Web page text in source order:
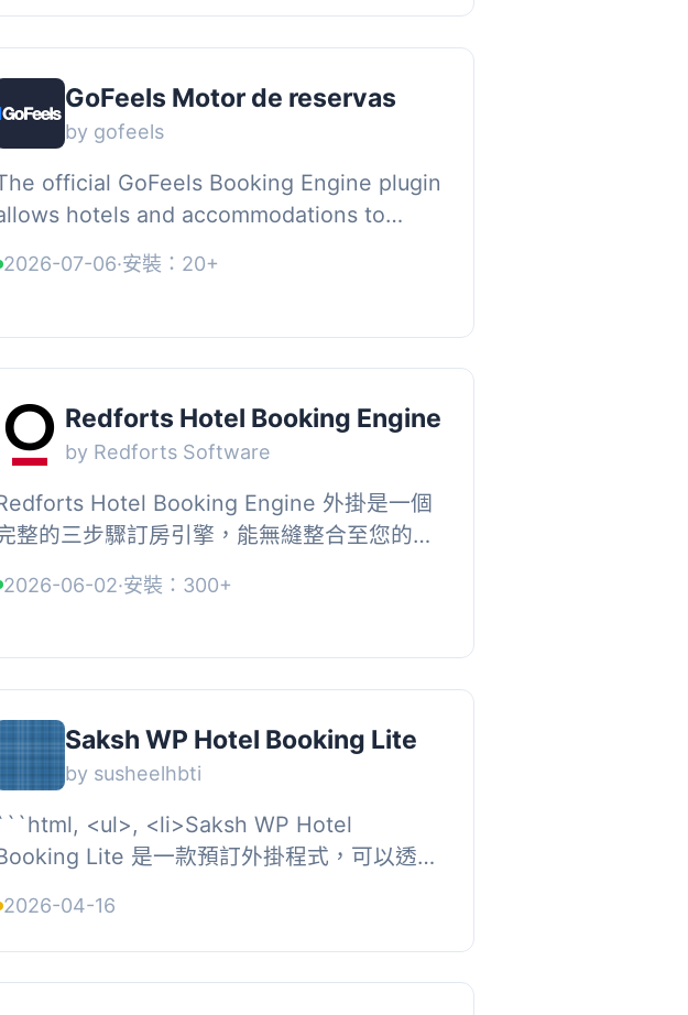
GoFeels Motor de reservas
by gofeels
official GoFeels Booking Engine plugin
hotels and accommodations to
datepicker widget anywher...
2026-07-06·安裝：20+
Redforts Hotel Booking Engine
by Redforts Software
Hotel Booking Engine 外掛是一個
整的三步驟訂房引擎，能無縫整合至您的
接訂房，並集中管理所有資訊。, ...
2026-06-02·安裝：300+
Saksh WP Hotel Booking Lite
by susheelhbti
<ul>, <li>Saksh WP Hotel
Lite 是一款預訂外掛程式，可以透過
款。</li>, &l...
2026-04-16